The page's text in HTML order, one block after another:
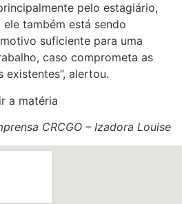
pelo estagiário,
também está sendo
suficiente para uma
caso comprometa as
existentes”, alertou.
a matéria
CRCGO – Izadora Louise